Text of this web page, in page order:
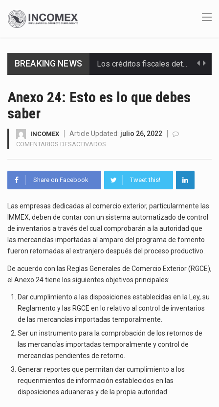
BREAKING NEWS La industria automotriz mexicana concentra más de la mitad de las quejas bajo el Mecanismo…
La industria manufacturera de exportación afiliada a Index en Nuevo León ha alcanzado hasta 10%…
El superávit comercial de México con Estados Unidos alcanzó 102,581 millones de dólares (mdd) en…
El Tribunal Federal de Justicia Administrativa (TFJA), a través de su Segunda Sala Regional en…
Los créditos fiscales determinados a empresas IMMEX rara vez nacen de una interpretación equivocada de…
Anexo 24: Esto es lo que debes
saber
INCOMEX Article Updated: julio 26, 2022
COMENTARIOS DESACTIVADOS
ES
QUE
DEBES
SABER
Share on Facebook Tweet this!
Las empresas dedicadas al comercio exterior, particularmente las
IMMEX, deben de contar con un sistema automatizado de control
de inventarios a través del cual comprobarán a la autoridad que
las mercancías importadas al amparo del programa de fomento
fueron retornadas al extranjero después del proceso productivo.
De acuerdo con las Reglas Generales de Comercio Exterior (RGCE),
el Anexo 24 tiene los siguientes objetivos principales:
Dar cumplimiento a las disposiciones establecidas en la Ley, su
Reglamento y las RGCE en lo relativo al control de inventarios
de las mercancías importadas temporalmente.
Ser un instrumento para la comprobación de los retornos de
las mercancías importadas temporalmente y control de
mercancías pendientes de retorno.
Generar reportes que permitan dar cumplimiento a los
requerimientos de información establecidos en las
disposiciones aduaneras y de la propia autoridad.